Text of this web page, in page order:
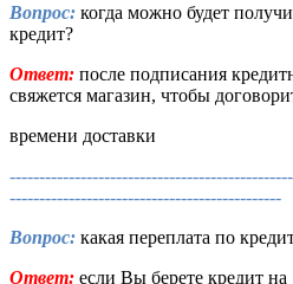
Вопрос: когда можно будет
кредит?
Ответ: после подписания
свяжется магазин, чтобы
времени доставки
----------------------------------------------
Вопрос: какая переплата по
Ответ: если Вы берете кредит